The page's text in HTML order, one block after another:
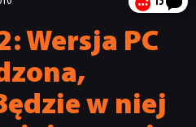
Wersja PC
w niej